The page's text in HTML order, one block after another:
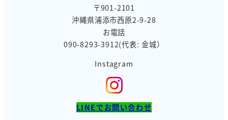
〒901-2101
沖縄県浦添市西原2-9-28
お電話
090-8293-3912(代表: 金城）
Instagram
LINEでお問い合わせ